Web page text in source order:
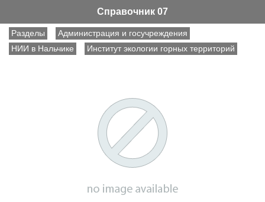
Справочник 07
Разделы
Администрация и госучреждения
НИИ в Нальчике
Институт экологии горных территорий